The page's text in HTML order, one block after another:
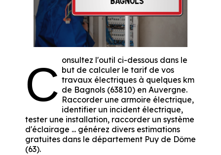
C onsultez l'outil ci-dessous dans le
but de calculer le tarif de vos
travaux électriques à quelques km
de Bagnols (63810) en Auvergne.
Raccorder une armoire électrique,
identifier un incident électrique,
tester une installation, raccorder un système
d'éclairage ... générez divers estimations
gratuites dans le département Puy de Dôme
(63).